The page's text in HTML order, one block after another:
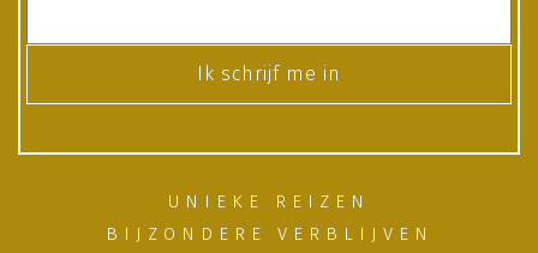
Ik schrijf me in
UNIEKE REIZEN
BIJZONDERE VERBLIJVEN